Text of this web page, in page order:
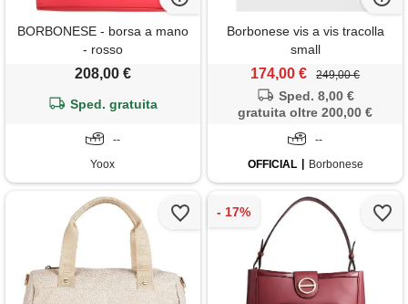
BORBONESE - borsa a mano
- rosso
208,00 €
Sped. gratuita
--
Yoox
Borbonese vis a vis tracolla
small
174,00 € 249,00 €
Sped. 8,00 €
gratuita oltre 200,00 €
--
OFFICIAL
Borbonese